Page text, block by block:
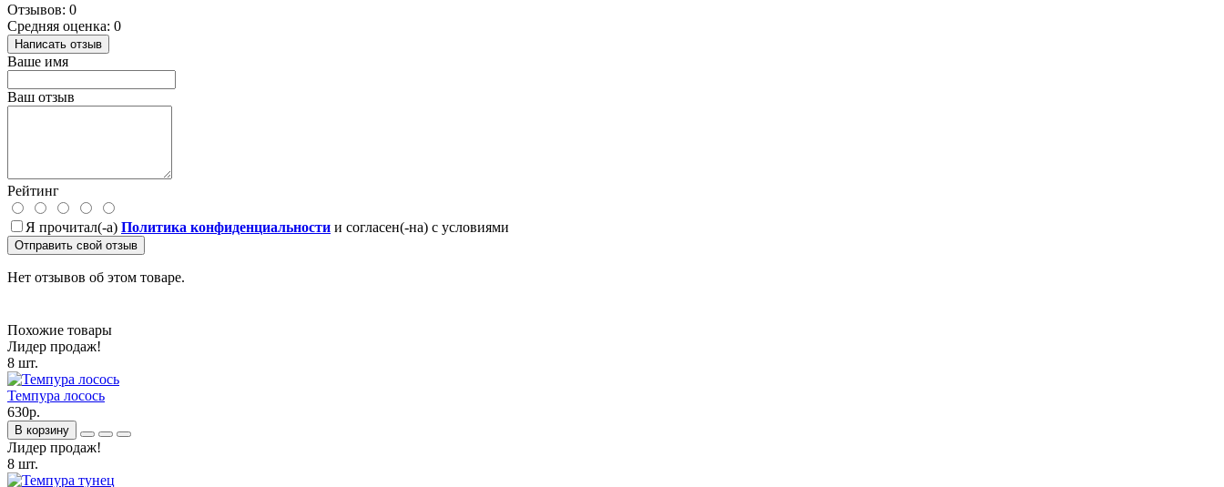
Отзывов: 0
Средняя оценка: 0
Написать отзыв
Ваше имя
Ваш отзыв
Рейтинг
Я прочитал(-а) Политика конфиденциальности и согласен(-на) с условиями
Отправить свой отзыв
Нет отзывов об этом товаре.
Похожие товары
Лидер продаж!
8 шт.
Темпура лосось
630р.
В корзину
Лидер продаж!
8 шт.